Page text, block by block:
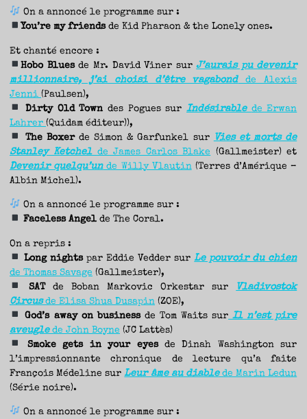
On a annoncé le programme sur :
You’re my friendsde Kid Pharaon & the Lonely ones.
Et chanté encore :
Hobo Bluesde Mr. David Viner surJ’aurais pu devenir
millionnaire, j’ai choisi d’être vagabondde Alexis
Jenni (Paulsen),
Dirty Old Towndes Pogues surIndésirable de Erwan
Lahrer (Quidam éditeur)),
The Boxerde Simon & Garfunkel sur
Vies et morts de
Stanley Ketchelde James Carlos Blake
(Gallmeister) et
Devenir quelqu’unde Willy Vlautin (Terres d’Amérique –
Albin Michel).
On a annoncé le programme sur :
Faceless Angel de The Coral.
On a repris :
Long nightspar Eddie Vedder surLe pouvoir du chien
de Thomas Savage (Gallmeister),
SATde Boban Markovic Orkestar sur
Vladivostok
Circusde Elisa Shua Dusapin (ZOE),
God’s away on businessde Tom Waits sur Il n’est pire
aveuglede John Boyne (JC Lattès)
Smoke gets in your eyesde Dinah Washington sur
l’impressionnante chronique de lecture qu’a faite
François Médeline surLeur âme au diablede Marin Ledun
(Série noire).
On a annoncé le programme sur :